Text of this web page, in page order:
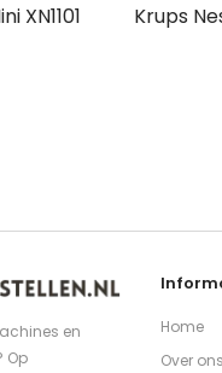
XN1101
Krups
en
Op
Home
Over ons